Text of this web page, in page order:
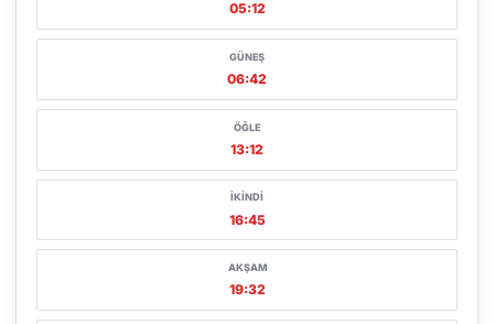
05:12
GÜNEŞ
06:42
ÖĞLE
13:12
İKINDI
16:45
AKŞAM
19:32